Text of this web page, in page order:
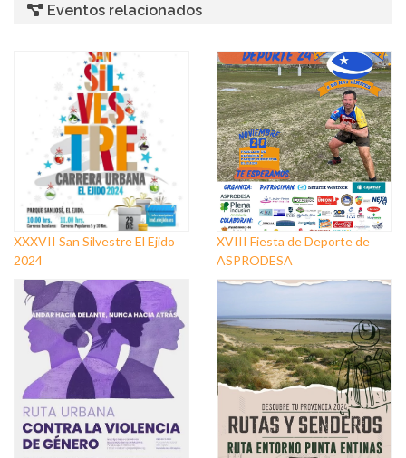
Eventos relacionados
XXXVII San Silvestre El Ejido
2024
XVIII Fiesta de Deporte de
ASPRODESA